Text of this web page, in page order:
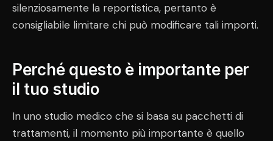
silenziosamente la reportistica, pertanto è
consigliabile limitare chi può modificare tali importi.
Perché questo è importante per
il tuo studio
In uno studio medico che si basa su pacchetti di
trattamenti, il momento più importante è quello